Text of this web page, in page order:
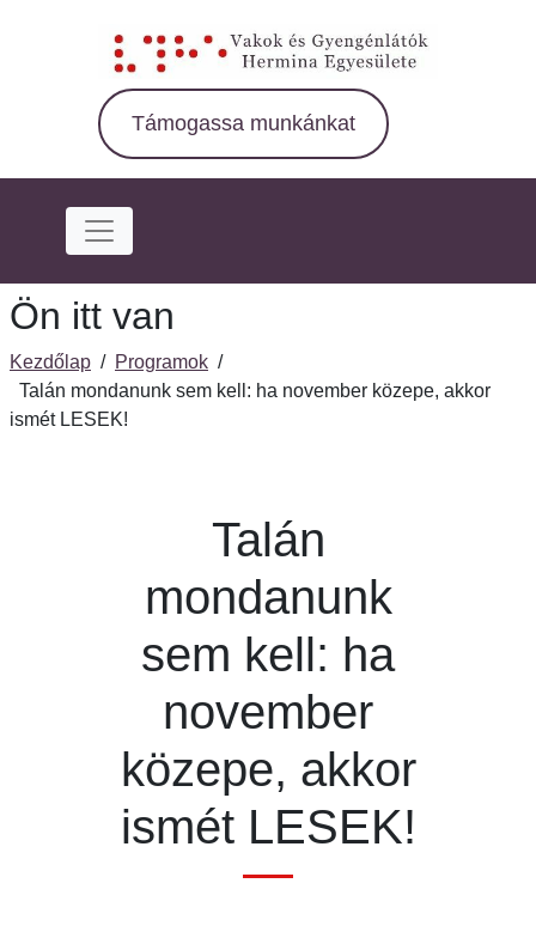
Támogassa munkánkat
Ön itt van
Kezdőlap / Programok /
Talán mondanunk sem kell: ha november közepe, akkor
ismét LESEK!
Talán
mondanunk
sem kell: ha
november
közepe, akkor
ismét LESEK!